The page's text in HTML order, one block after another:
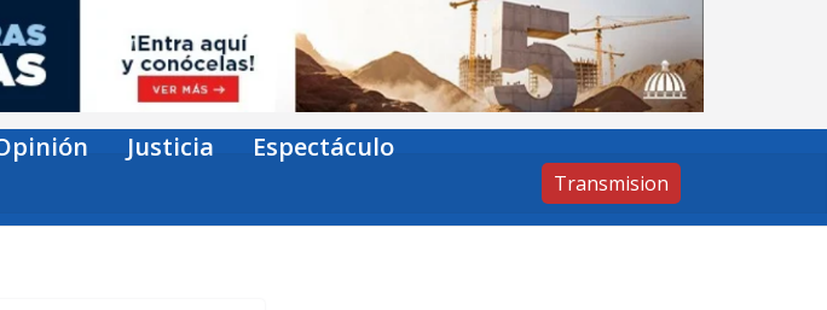
Justicia Espectáculo
Transmision